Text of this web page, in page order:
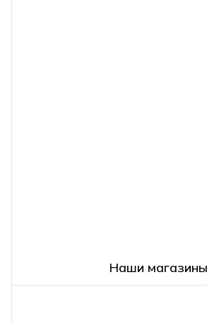
Наши магазины